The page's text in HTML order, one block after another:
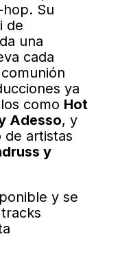
Su
de
una
cada
ya
como Hot
Adesso, y
artistas
y
y se